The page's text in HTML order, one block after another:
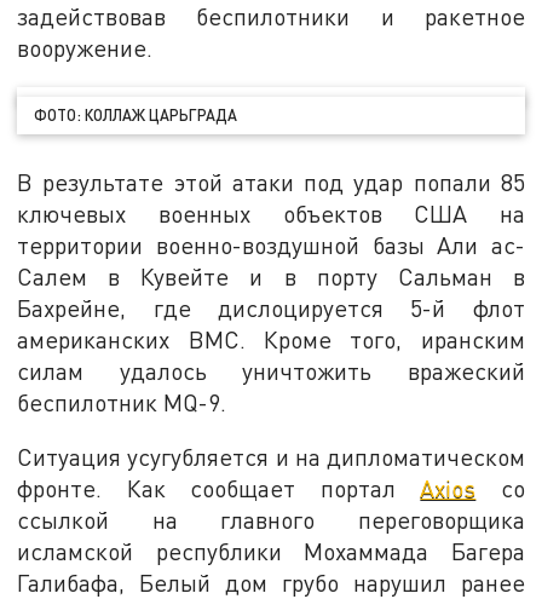
задействовав беспилотники и ракетное
вооружение.
ФОТО: КОЛЛАЖ ЦАРЬГРАДА
В результате этой атаки под удар попали 85
ключевых военных объектов США на
территории военно-воздушной базы Али ас-
Салем в Кувейте и в порту Сальман в
Бахрейне, где дислоцируется 5-й флот
американских ВМС. Кроме того, иранским
силам удалось уничтожить вражеский
беспилотник MQ-9.
Ситуация усугубляется и на дипломатическом
фронте. Как сообщает порталAxios со
ссылкой на главного переговорщика
исламской республики Мохаммада Багера
Галибафа, Белый дом грубо нарушил ранее